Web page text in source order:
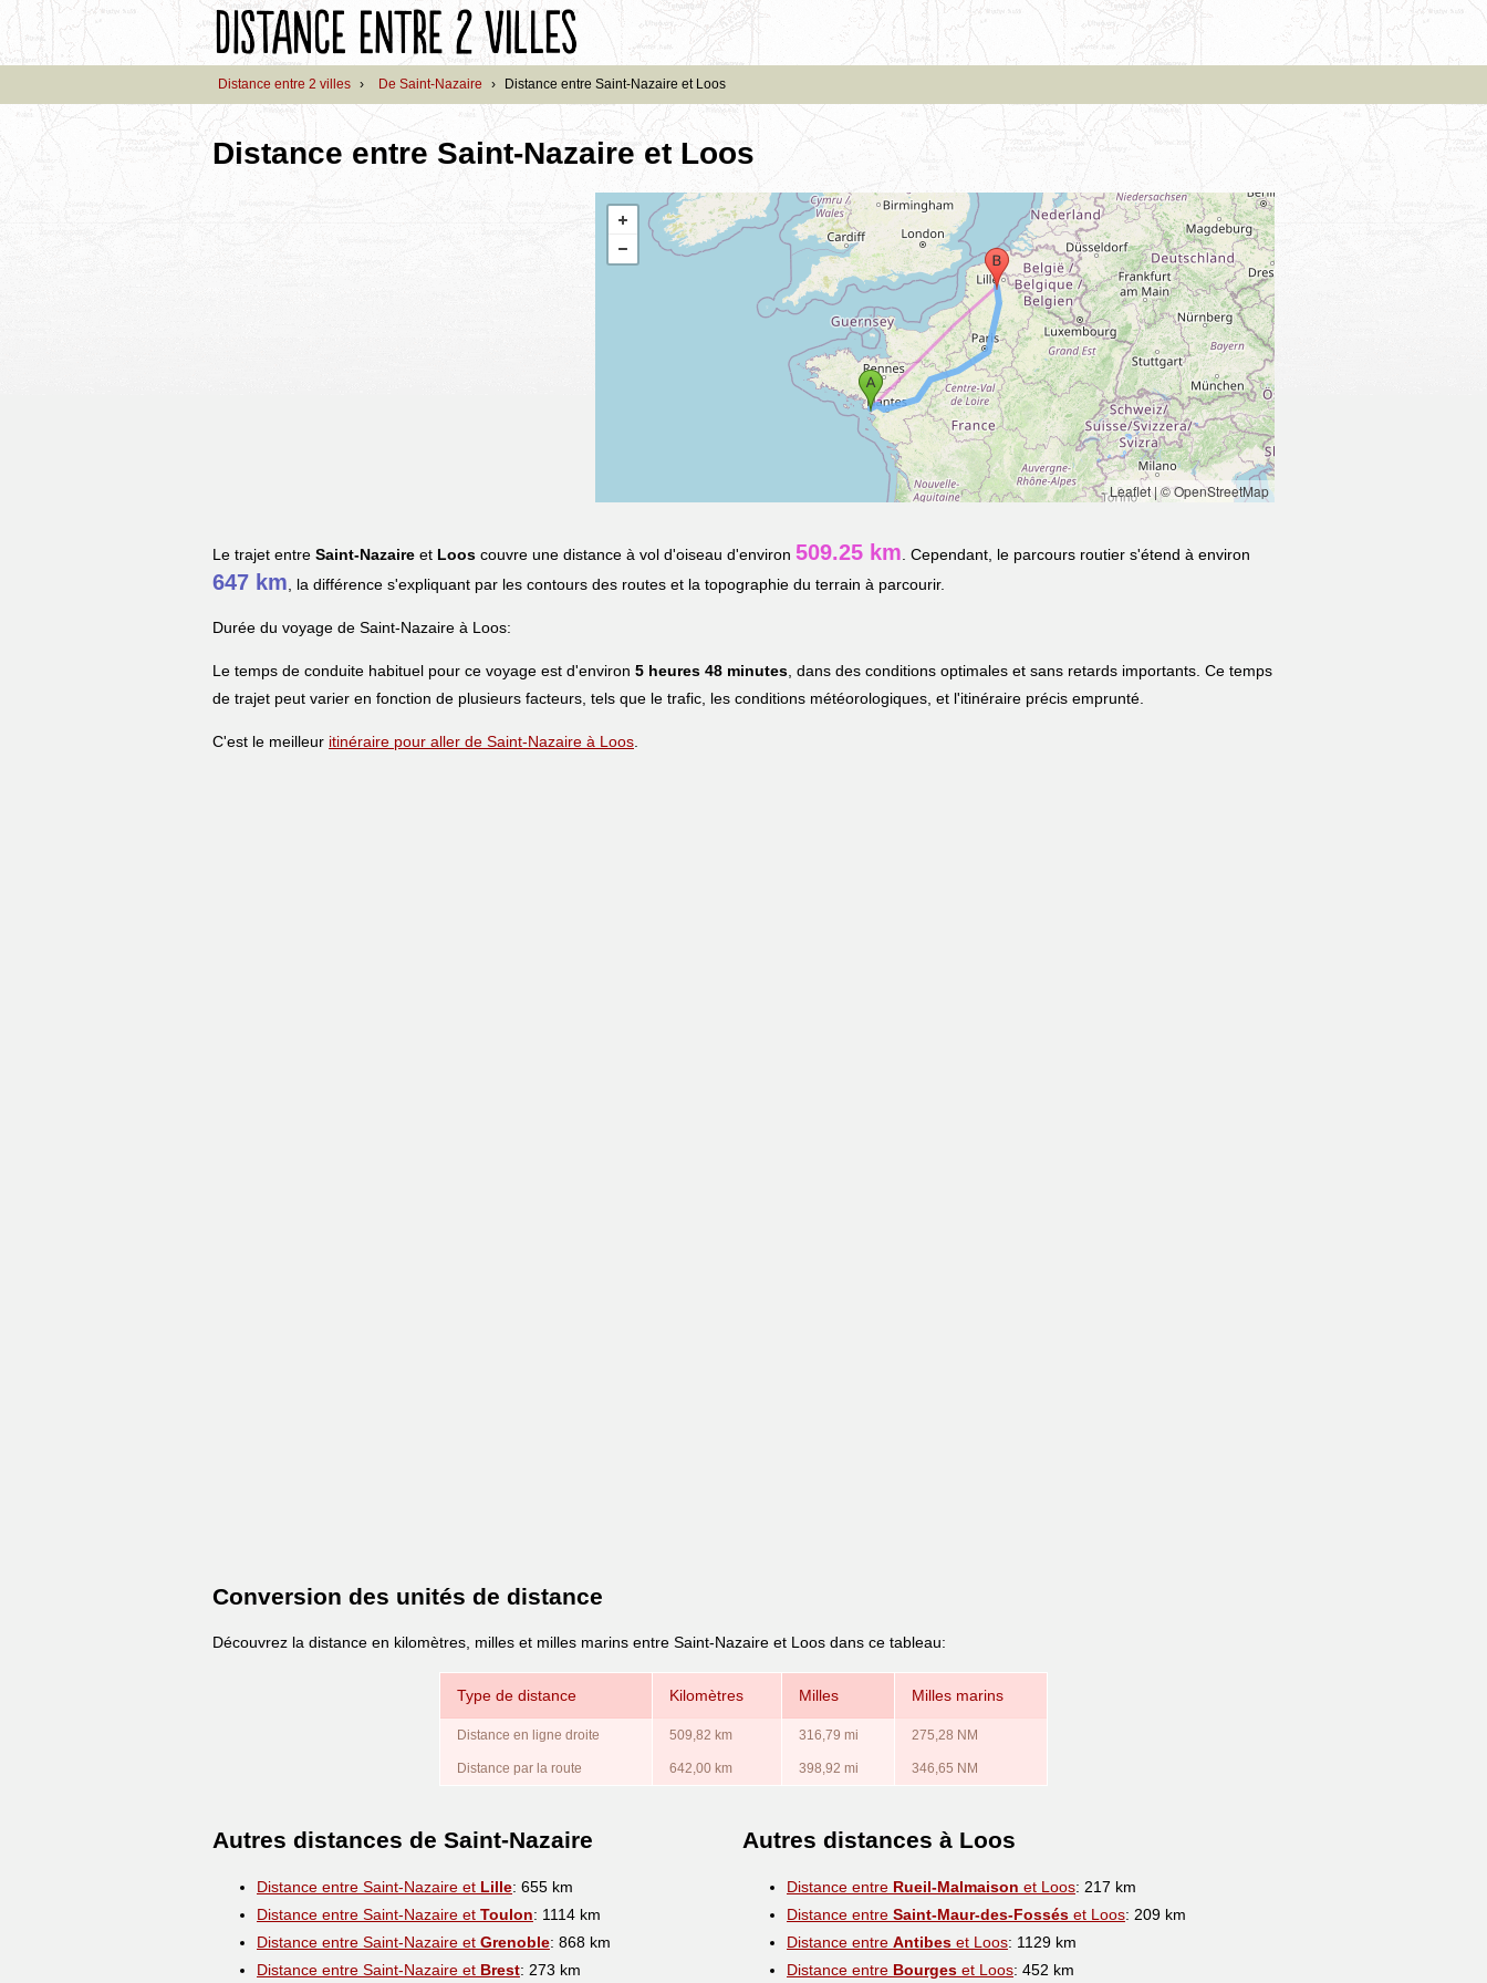
Distance entre 2 villes › De Saint-Nazaire › Distance entre Saint-Nazaire et Loos
Distance entre Saint-Nazaire et Loos
Leaflet|© OpenStreetMap
Le trajet entre Saint-Nazaire et Loos couvre une distance à vol d'oiseau d'environ 509.25 km . Cependant, le parcours routier s'étend à environ
647 km , la différence s'expliquant par les contours des routes et la topographie du terrain à parcourir.
Durée du voyage de Saint-Nazaire à Loos:
Le temps de conduite habituel pour ce voyage est d'environ 5 heures 48 minutes , dans des conditions optimales et sans retards importants. Ce temps
de trajet peut varier en fonction de plusieurs facteurs, tels que le trafic, les conditions météorologiques, et l'itinéraire précis emprunté.
C'est le meilleur itinéraire pour aller de Saint-Nazaire à Loos
Conversion des unités de distance
Découvrez la distance en kilomètres, milles et milles marins entre Saint-Nazaire et Loos dans ce tableau:
Type de distance Kilomètres Milles Milles marins
Distance en ligne droite 509,82 km 316,79 mi 275,28 NM
Distance par la route 642,00 km 398,92 mi 346,65 NM
Autres distances de Saint-Nazaire
Distance entre Saint-Nazaire et Lille: 655 km
Distance entre Saint-Nazaire et Toulon: 1114 km
Distance entre Saint-Nazaire et Grenoble: 868 km
Distance entre Saint-Nazaire et Brest: 273 km
Autres distances à Loos
Distance entre Rueil-Malmaison et Loos: 217 km
Distance entre Saint-Maur-des-Fossés et Loos: 209 km
Distance entre Antibes et Loos: 1129 km
Distance entre Bourges et Loos: 452 km